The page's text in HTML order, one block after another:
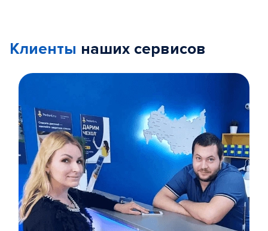
Клиенты наших сервисов